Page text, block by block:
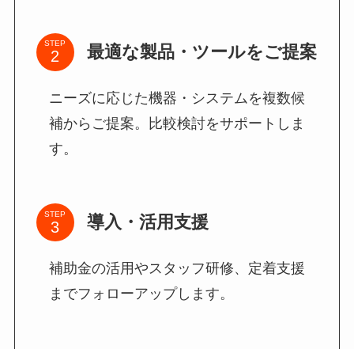
STEP 最適な製品・ツールをご提案
ニーズに応じた機器・システムを複数候
補からご提案。比較検討をサポートしま
す。
STEP 導入・活用支援
補助金の活用やスタッフ研修、定着支援
までフォローアップします。